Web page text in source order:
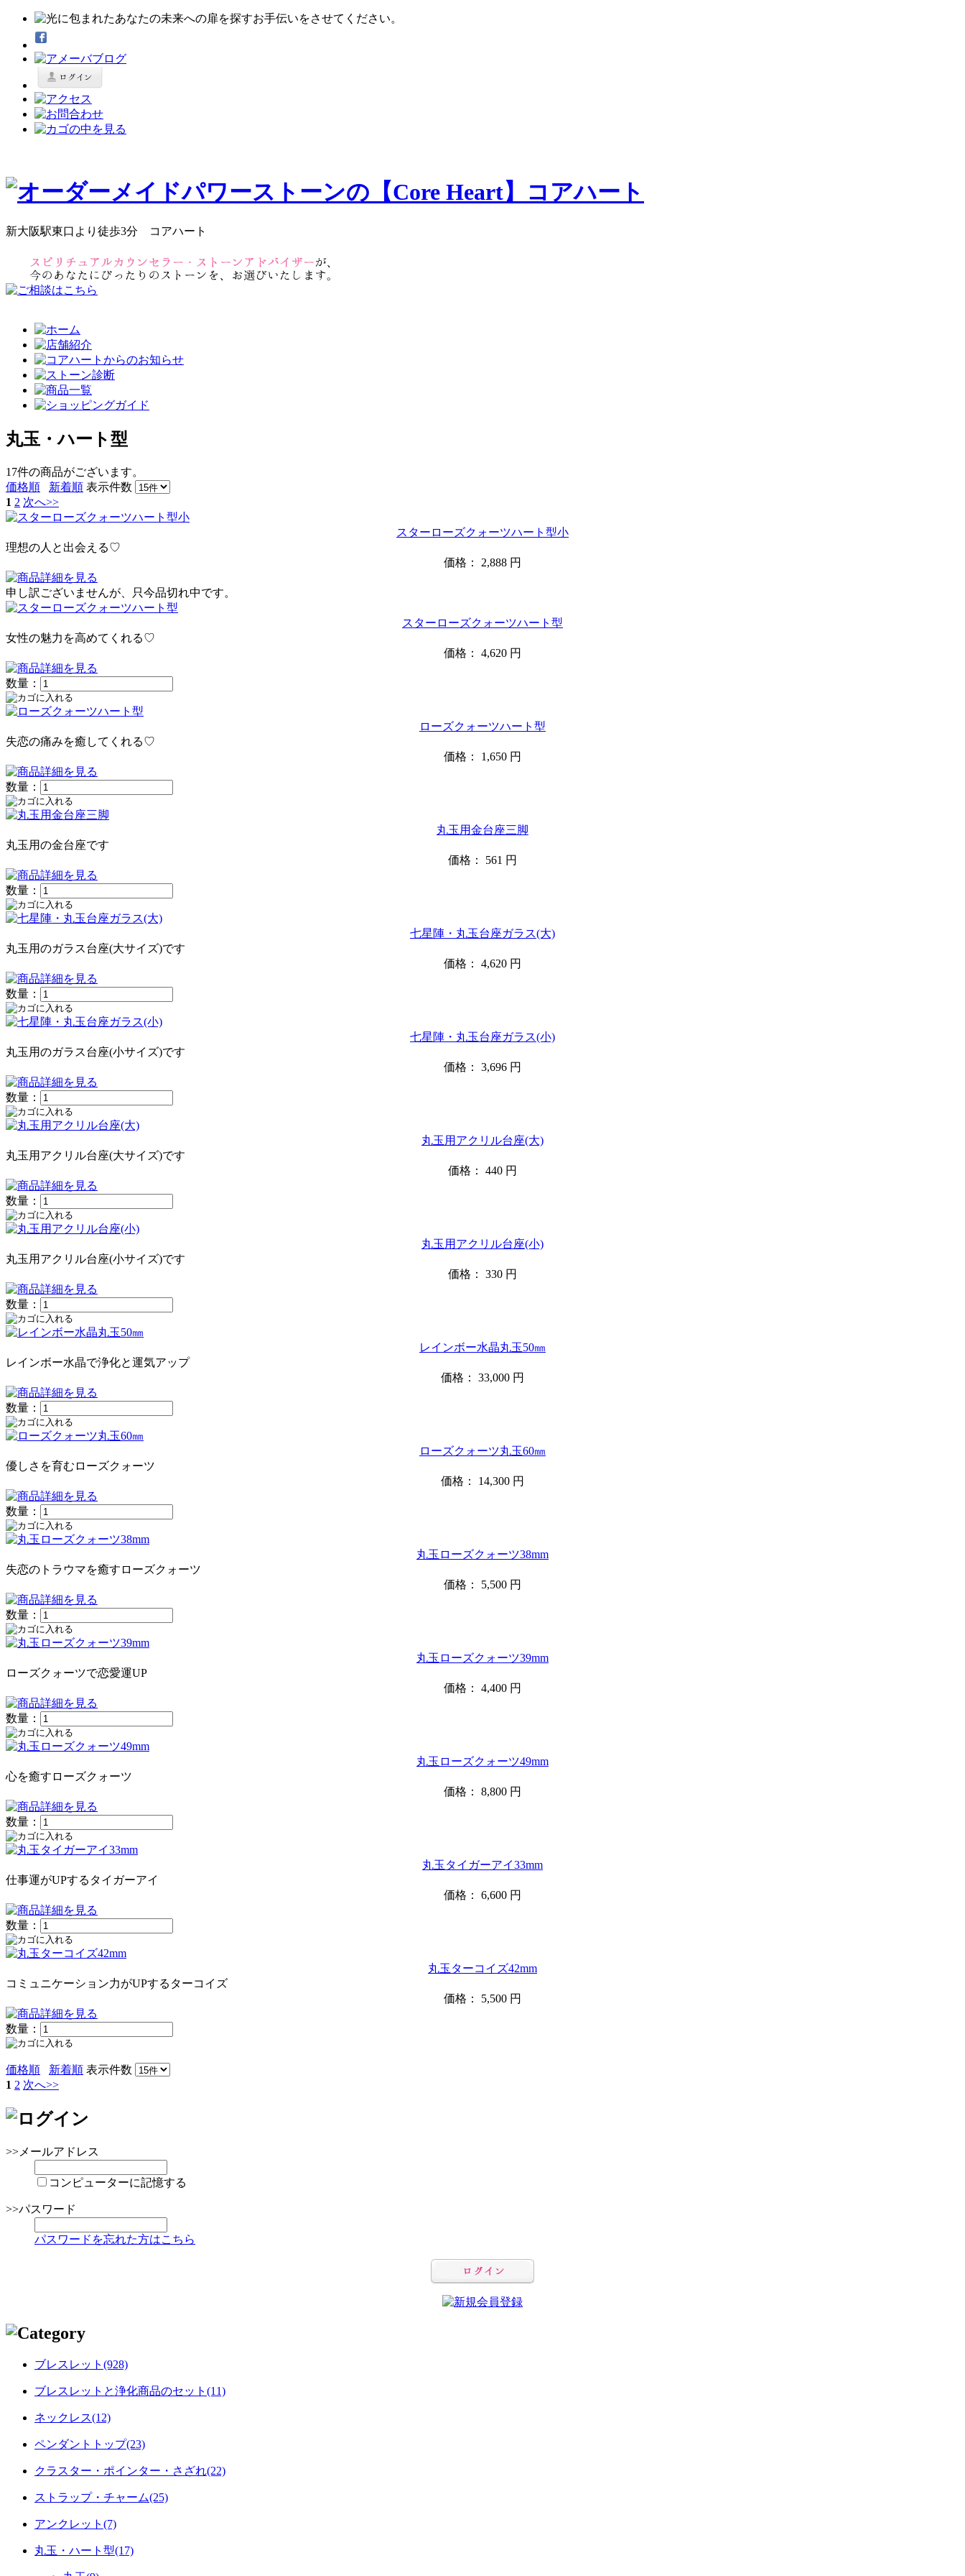
新大阪駅東口より徒歩3分 コアハート
丸玉・ハート型
17件の商品がございます。
価格順
新着順 表示件数
1 2 次へ>>
スターローズクォーツハート型小
理想の人と出会える♡
価格： 2,888 円
申し訳ございませんが、只今品切れ中です。
スターローズクォーツハート型
女性の魅力を高めてくれる♡
価格： 4,620 円
数量：
ローズクォーツハート型
失恋の痛みを癒してくれる♡
価格： 1,650 円
数量：
丸玉用金台座三脚
丸玉用の金台座です
価格： 561 円
数量：
七星陣・丸玉台座ガラス(大)
丸玉用のガラス台座(大サイズ)です
価格： 4,620 円
数量：
七星陣・丸玉台座ガラス(小)
丸玉用のガラス台座(小サイズ)です
価格： 3,696 円
数量：
丸玉用アクリル台座(大)
丸玉用アクリル台座(大サイズ)です
価格： 440 円
数量：
丸玉用アクリル台座(小)
丸玉用アクリル台座(小サイズ)です
価格： 330 円
数量：
レインボー水晶丸玉50㎜
レインボー水晶で浄化と運気アップ
価格： 33,000 円
数量：
ローズクォーツ丸玉60㎜
優しさを育むローズクォーツ
価格： 14,300 円
数量：
丸玉ローズクォーツ38mm
失恋のトラウマを癒すローズクォーツ
価格： 5,500 円
数量：
丸玉ローズクォーツ39mm
ローズクォーツで恋愛運UP
価格： 4,400 円
数量：
丸玉ローズクォーツ49mm
心を癒すローズクォーツ
価格： 8,800 円
数量：
丸玉タイガーアイ33mm
仕事運がUPするタイガーアイ
価格： 6,600 円
数量：
丸玉ターコイズ42mm
コミュニケーション力がUPするターコイズ
価格： 5,500 円
数量：
価格順 新着順 表示件数
1 2 次へ>>
>>メールアドレス
コンピューターに記憶する
>>パスワード
パスワードを忘れた方はこちら
ブレスレット(928)
ブレスレットと浄化商品のセット(11)
ネックレス(12)
ペンダントトップ(23)
クラスター・ポインター・さざれ(22)
ストラップ・チャーム(25)
アンクレット(7)
丸玉・ハート型(17)